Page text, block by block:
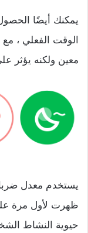
يمكنك أيضًا
الوقت الفعلي ،
معين ولكنه يؤثر
حيوية النشاط